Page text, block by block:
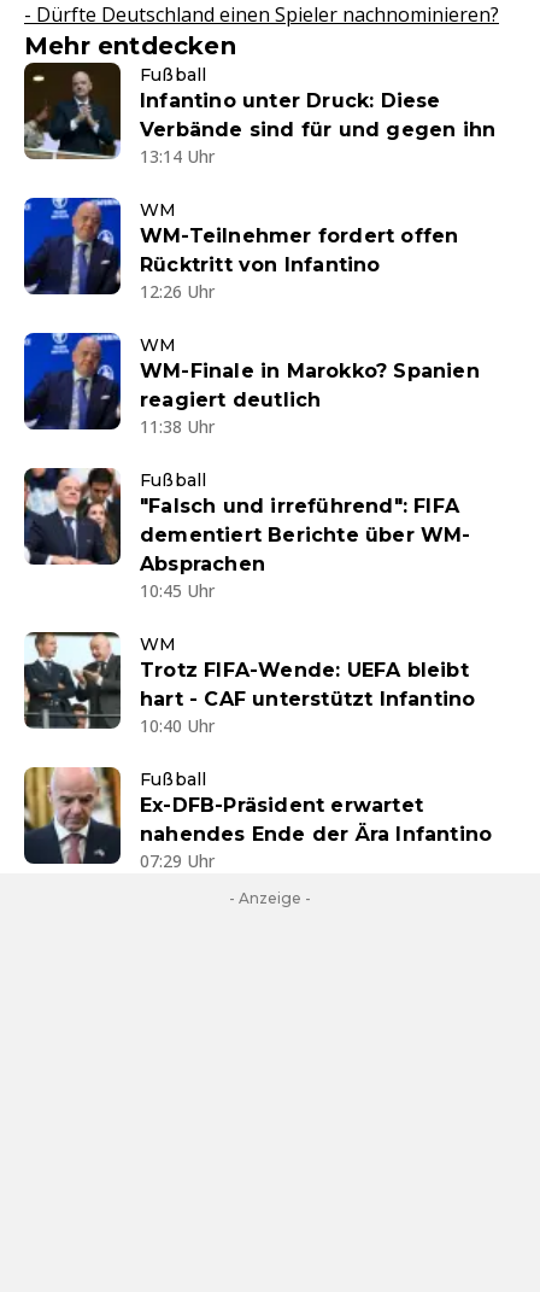
- Dürfte Deutschland einen Spieler nachnominieren?
Mehr entdecken
Fußball
Infantino unter Druck: Diese
Verbände sind für und gegen ihn
13:14 Uhr
WM
WM-Teilnehmer fordert offen
Rücktritt von Infantino
12:26 Uhr
WM
WM-Finale in Marokko? Spanien
reagiert deutlich
11:38 Uhr
Fußball
"Falsch und irreführend": FIFA
dementiert Berichte über WM-
Absprachen
10:45 Uhr
WM
Trotz FIFA-Wende: UEFA bleibt
hart - CAF unterstützt Infantino
10:40 Uhr
Fußball
Ex-DFB-Präsident erwartet
nahendes Ende der Ära Infantino
07:29 Uhr
- Anzeige -